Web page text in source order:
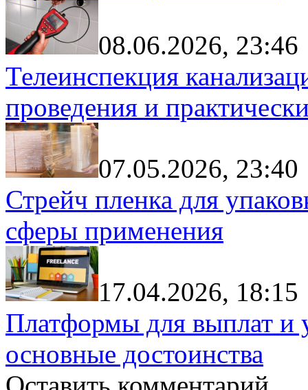
08.06.2026, 23:46
Телеинспекция
проведения и
07.05.2026, 23:40
Стрейч пленка для
сферы применения
17.04.2026, 18:15
Платформы для выплат и
основные достоинства